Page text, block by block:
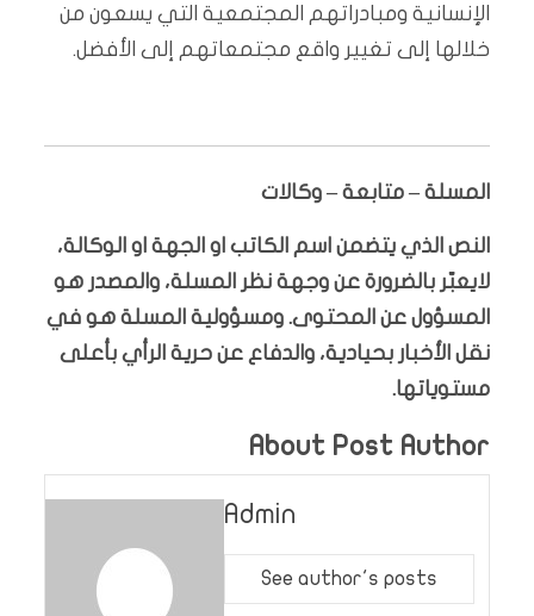
الإنسانية ومبادراتهم المجتمعية التي يسعون من
خلالها إلى تغيير واقع مجتمعاتهم إلى الأفضل.
المسلة – متابعة – وكالات
النص الذي يتضمن اسم الكاتب او الجهة او الوكالة،
لايعبّر بالضرورة عن وجهة نظر المسلة، والمصدر هو
المسؤول عن المحتوى. ومسؤولية المسلة هو في
نقل الأخبار بحيادية، والدفاع عن حرية الرأي بأعلى
مستوياتها.
About Post Author
Admin
See author's posts